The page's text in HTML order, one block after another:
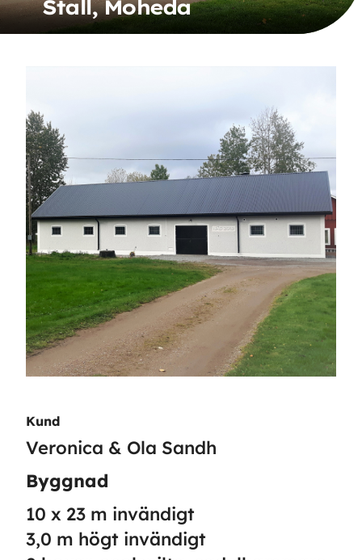
Stall, Moheda
Kund
Veronica & Ola Sandh
Byggnad
10 x 23 m invändigt
3,0 m högt invändigt